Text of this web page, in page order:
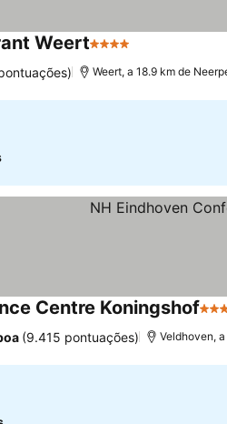
Weert4 Estrelas
Weert, a 18.9 km de
Centre Koningshof4
(9.415 pontuações) Veldhoven,